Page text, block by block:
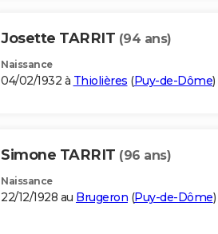
Josette TARRIT (94 ans)
Naissance
04/02/1932 à Thiolières (Puy-de-Dôme)
Simone TARRIT (96 ans)
Naissance
22/12/1928 au Brugeron (Puy-de-Dôme)